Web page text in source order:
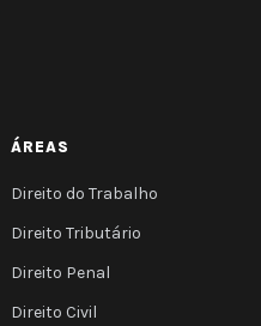
ÁREAS
Direito do Trabalho
Direito Tributário
Direito Penal
Direito Civil